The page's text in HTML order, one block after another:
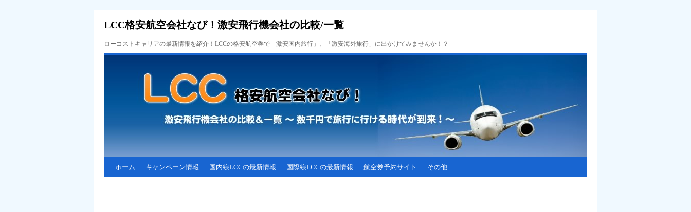
LCC格安航空会社なび！激安飛行機会社の比較/一覧
ローコストキャリアの最新情報を紹介！LCCの格安航空券で「激安国内旅行」、「激安海外旅行」に出かけてみませんか！？
ホーム キャンペーン情報 国内線LCCの最新情報 国際線LCCの最新情報 航空券予約サイト その他